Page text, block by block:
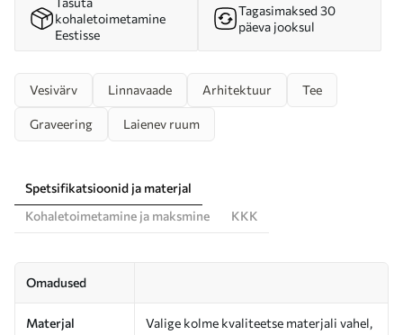
kohaletoimetamine
Eestisse
Tagasimaksed 30
päeva jooksul
Vesivärv Linnavaade Arhitektuur Tee
Graveering Laienev ruum
Spetsifikatsioonid ja materjal
Kohaletoimetamine ja maksmine
KKK
Omadused
Materjal
Valige kolme kvaliteetse materjali vahel,